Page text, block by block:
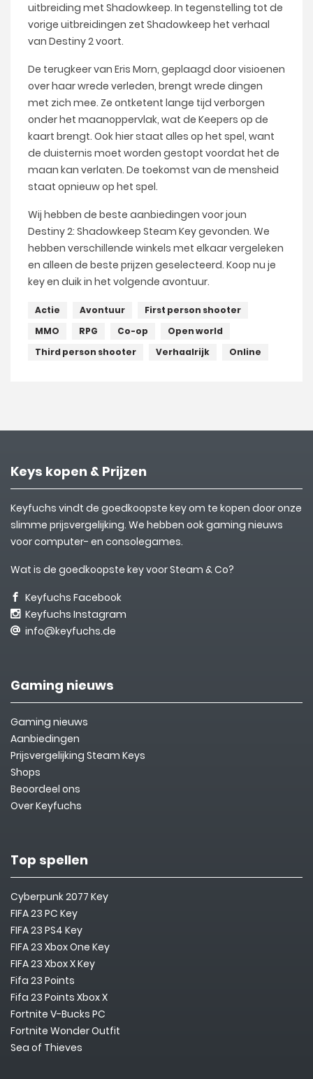
uitbreiding met Shadowkeep. In tegenstelling tot de
vorige uitbreidingen zet Shadowkeep het verhaal
van Destiny 2 voort.
De terugkeer van Eris Morn, geplaagd door visioenen
over haar wrede verleden, brengt wrede dingen
met zich mee. Ze ontketent lange tijd verborgen
onder het maanoppervlak, wat de Keepers op de
kaart brengt. Ook hier staat alles op het spel, want
de duisternis moet worden gestopt voordat het de
maan kan verlaten. De toekomst van de mensheid
staat opnieuw op het spel.
Wij hebben de beste aanbiedingen voor joun
Destiny 2: Shadowkeep Steam Key gevonden. We
hebben verschillende winkels met elkaar vergeleken
en alleen de beste prijzen geselecteerd. Koop nu je
key en duik in het volgende avontuur.
Actie Avontuur
First person shooter
MMO
RPG Co-op
Open world
Third person shooter
Verhaalrijk Online
Keys kopen & Prijzen
Keyfuchs vindt de goedkoopste key om te kopen door onze
slimme prijsvergelijking. We hebben ook gaming nieuws
voor computer- en consolegames.
Wat is de goedkoopste key voor Steam & Co?
Keyfuchs Facebook
Keyfuchs Instagram
info@keyfuchs.de
Gaming nieuws
Gaming nieuws
Aanbiedingen
Prijsvergelijking Steam Keys
Shops
Beoordeel ons
Over Keyfuchs
Top spellen
Cyberpunk 2077 Key
FIFA 23 PC Key
FIFA 23 PS4 Key
FIFA 23 Xbox One Key
FIFA 23 Xbox X Key
Fifa 23 Points
Fifa 23 Points Xbox X
Fortnite V-Bucks PC
Fortnite Wonder Outfit
Sea of Thieves